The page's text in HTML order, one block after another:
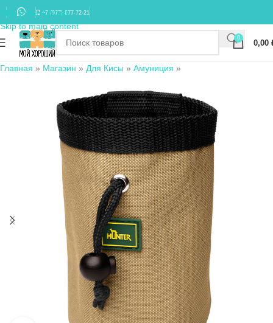
Skip to navigation
Skip to main content
+7 (977) 677-72-21
0
0,00
Главная » Магазин » Для Кисы » Амуниция »